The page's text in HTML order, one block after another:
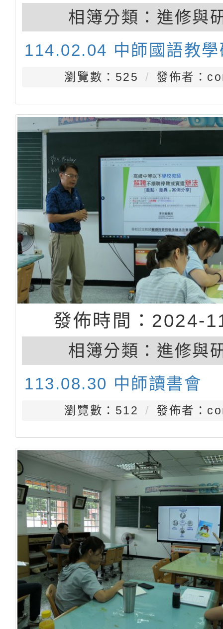
相簿分類： 進修與
114.02.04 中師國語教學
瀏覽數：525 發佈者：
發佈時間：2024-
相簿分類： 進修與
113.08.30 中師讀書會
瀏覽數：512 發佈者：